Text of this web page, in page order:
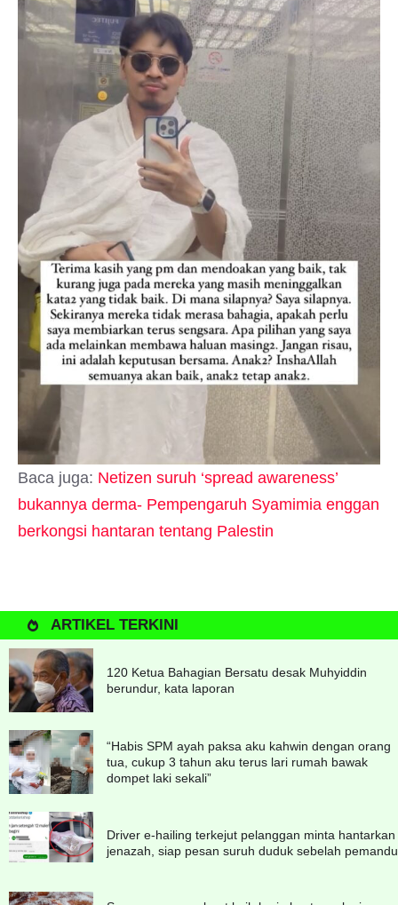
Baca juga: Netizen suruh ‘spread awareness’
bukannya derma- Pempengaruh Syamimia enggan
berkongsi hantaran tentang Palestin
ARTIKEL TERKINI
120 Ketua Bahagian Bersatu desak Muhyiddin
berundur, kata laporan
“Habis SPM ayah paksa aku kahwin dengan orang
tua, cukup 3 tahun aku terus lari rumah bawak
dompet laki sekali”
Driver e-hailing terkejut pelanggan minta hantarkan
jenazah, siap pesan suruh duduk sebelah pemandu